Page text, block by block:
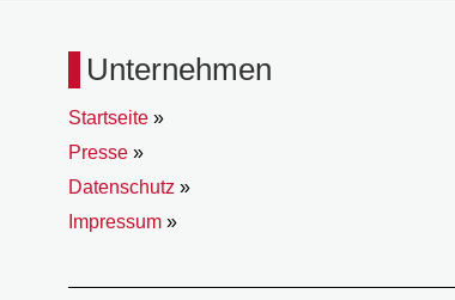
Unternehmen
Startseite »
Presse »
Datenschutz »
Impressum »